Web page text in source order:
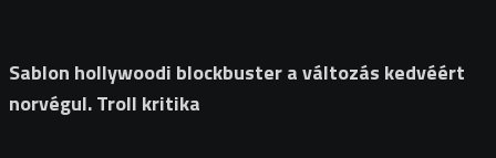
Sablon hollywoodi blockbuster a változás kedvéért
norvégul. Troll kritika